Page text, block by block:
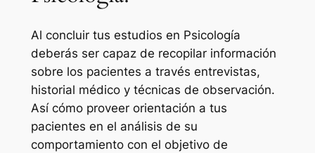
Al concluir tus estudios en Psicología
deberás ser capaz de recopilar información
sobre los pacientes a través entrevistas,
historial médico y técnicas de observación.
Así cómo proveer orientación a tus
pacientes en el análisis de su
comportamiento con el objetivo de